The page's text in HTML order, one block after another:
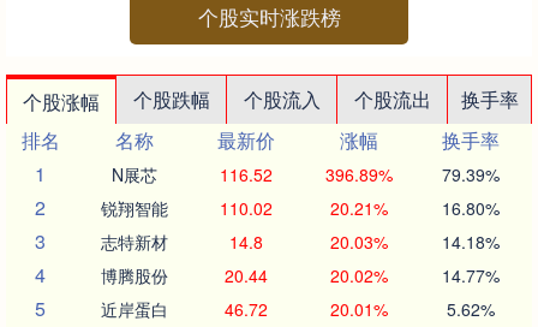
个股实时涨跌榜
个股涨幅 个股跌幅 个股流入 个股流出
换手率
排名
名称 最新价 涨幅
换手率
1
N展芯 116.52 396.89% 79.39%
2 锐翔智能 110.02 20.21% 16.80%
3 志特新材 14.8 20.03% 14.18%
4 博腾股份 20.44 20.02% 14.77%
5 近岸蛋白 46.72 20.01% 5.62%